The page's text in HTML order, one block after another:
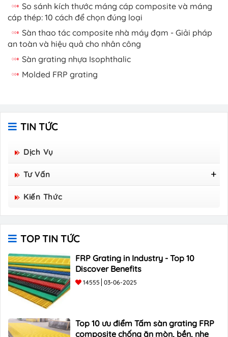
So sánh kích thước máng cáp composite và máng
cáp thép: 10 cách để chọn đúng loại
Sàn thao tác composite nhà máy đạm - Giải pháp
an toàn và hiệu quả cho nhân công
Sàn grating nhựa Isophthalic
Molded FRP grating
TIN TỨC
Dịch Vụ
Tư Vấn
Tấm Sàn Grating Composite FRP - Hòa Bình
Group Sản Xuất
Kiến Thức
TOP TIN TỨC
FRP Grating in Industry - Top 10
Discover Benefits
14555 03-06-2025
Top 10 ưu điểm Tấm sàn grating FRP
composite chống ăn mòn, bền, nhẹ